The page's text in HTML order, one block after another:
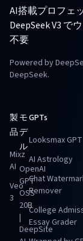
AI搭載プロフェ
DeepSeek V3 で
不要
Powered by
DeepSeek.
製
品
Mixz
AI
Veo
3
モ
デ
ル
OpenAI
GPT
OSS
20B
|
DeepSite
GPTs
Looksmax GPT
AI Astrology
Chat
Remover
College
Essay Grader